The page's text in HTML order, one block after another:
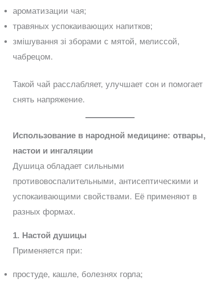
ароматизации чая;
травяных успокаивающих напитков;
змішування зі зборами с мятой, мелиссой,
чабрецом.
Такой чай расслабляет, улучшает сон и помогает
снять напряжение.
Использование в народной медицине: отвары,
настои и ингаляции
Душица обладает сильными
противовоспалительными, антисептическими и
успокаивающими свойствами. Её применяют в
разных формах.
1. Настой душицы
Применяется при:
простуде, кашле, болезнях горла;